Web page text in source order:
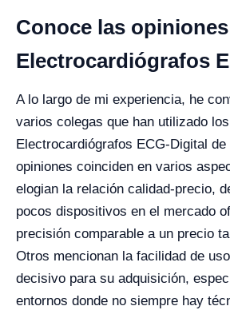
Conoce las
Electrocardiógrafos
A lo largo de mi experiencia, he
varios colegas que han utilizado los
Electrocardiógrafos ECG-Digital
opiniones coinciden en varios
elogian la relación calidad-precio,
pocos dispositivos en el mercado
precisión comparable a un precio
Otros mencionan la facilidad de
decisivo para su adquisición,
entornos donde no siempre hay